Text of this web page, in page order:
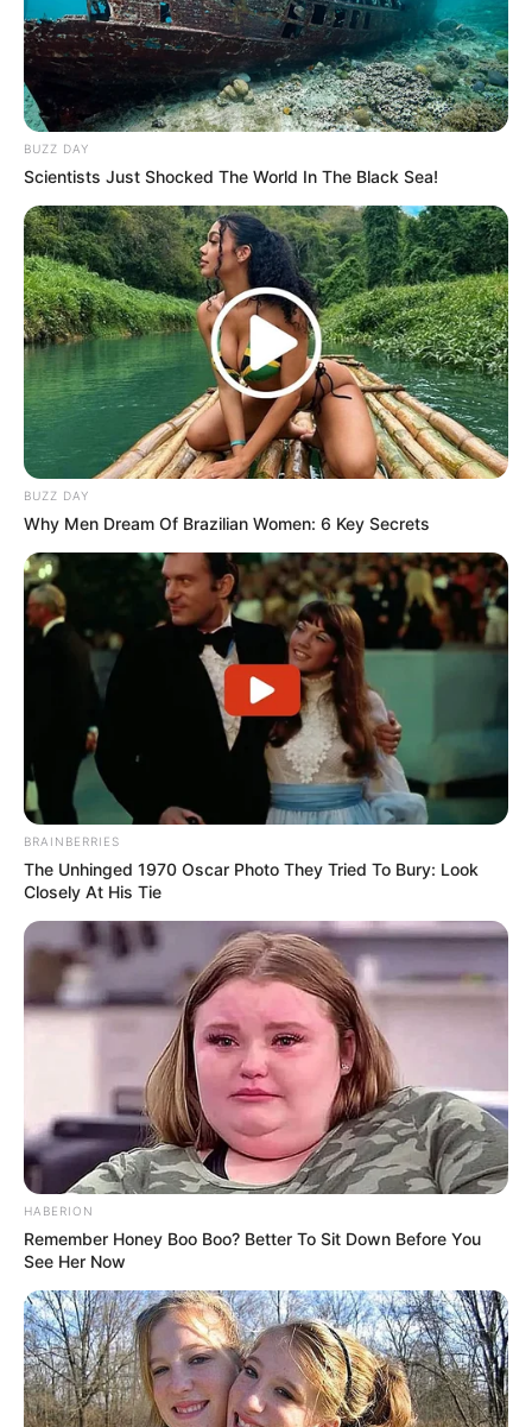
Serem! 9 Chat Ojek Online &
Pelanggan Ini Bikin Auto
Merinding
Bikin Ngakak, 10 Potret
Cosplay Murah Pakai Bahan
Seadanya
BUZZ DAY
Scientists Just Shocked The World In The Black Sea!
BUZZ DAY
Why Men Dream Of Brazilian Women: 6 Key Secrets
BRAINBERRIES
The Unhinged 1970 Oscar Photo They Tried To Bury: Look
Closely At His Tie
HABERION
Remember Honey Boo Boo? Better To Sit Down Before You
See Her Now